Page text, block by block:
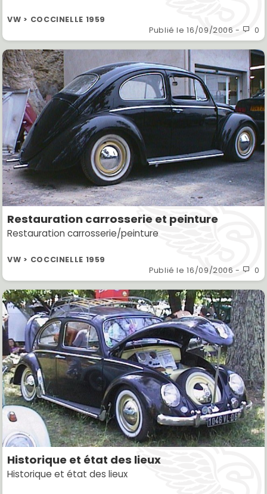
VW > COCCINELLE 1959
Publié le16/09/2006 - 0
Restauration carrosserie et peinture
Restauration carrosserie/peinture
VW > COCCINELLE 1959
Publié le16/09/2006 - 0
Historique et état des lieux
Historique et état des lieux